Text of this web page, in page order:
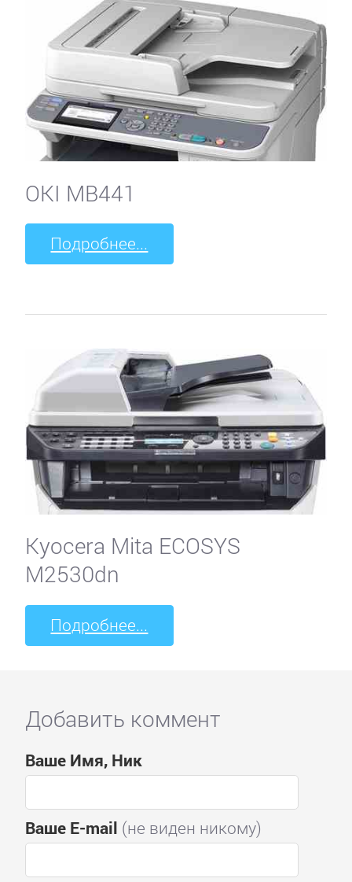
OKI MB441
Подробнее...
Kyocera Mita ECOSYS
M2530dn
Подробнее...
Добавить коммент
Ваше Имя, Ник
Ваше E-mail (не виден никому)